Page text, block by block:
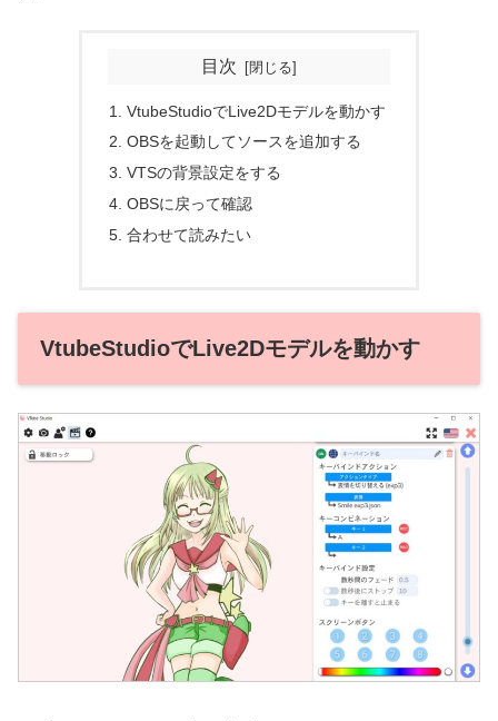
目次
VtubeStudioでLive2Dモデルを動かす
OBSを起動してソースを追加する
VTSの背景設定をする
OBSに戻って確認
合わせて読みたい
VtubeStudioでLive2Dモデルを動かす